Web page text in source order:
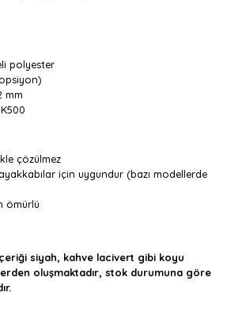
polyester
mm
çözülmez
için uygundur (bazı modellerde
ömürlü
siyah, kahve lacivert gibi koyu
oluşmaktadır, stok durumuna göre